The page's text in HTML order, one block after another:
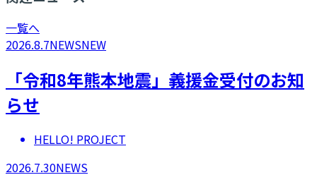
一覧へ
2026.8.7NEWSNEW
「令和8年熊本地震」義援金受付のお知
らせ
HELLO! PROJECT
2026.7.30NEWS